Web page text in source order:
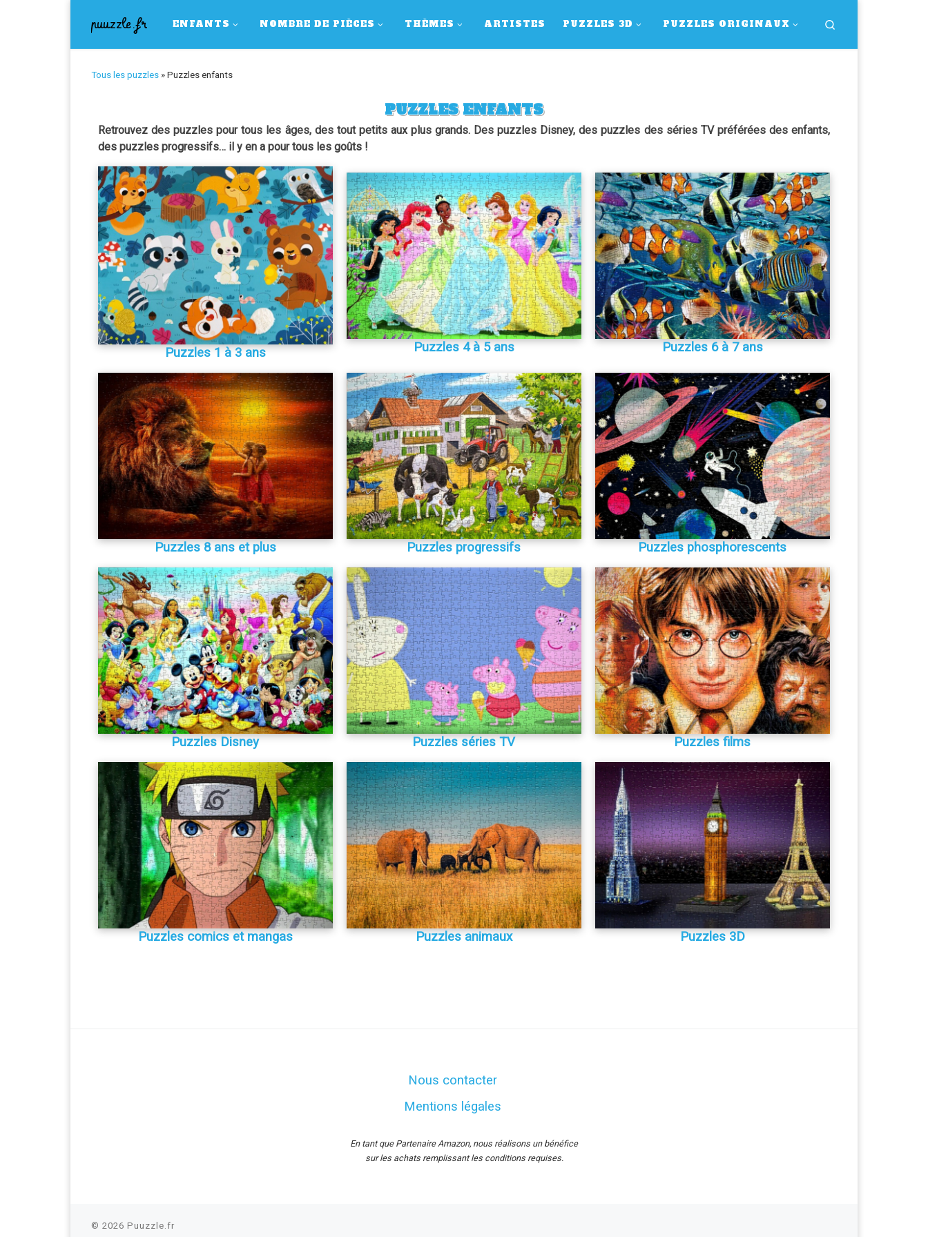
puuzzle.fr ENFANTS NOMBRE DE PIÈCES THÈMES ARTISTES PUZZLES 3D PUZZLES ORIGINAUX
Tous les puzzles » Puzzles enfants
PUZZLES ENFANTS
Retrouvez des puzzles pour tous les âges, des tout petits aux plus grands. Des puzzles Disney, des puzzles des séries TV préférées des enfants,
des puzzles progressifs… il y en a pour tous les goûts !
Puzzles 1 à 3 ans Puzzles 4 à 5 ans Puzzles 6 à 7 ans
Puzzles 8 ans et plus Puzzles progressifs Puzzles phosphorescents
Puzzles Disney Puzzles séries TV Puzzles films
Puzzles comics et mangas Puzzles animaux Puzzles 3D
Nous contacter
Mentions légales
En tant que Partenaire Amazon, nous réalisons un bénéfice
sur les achats remplissant les conditions requises.
© 2026 Puuzzle.fr